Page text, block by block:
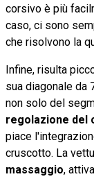
corsivo è più
caso, ci sono
che risolvono la
Infine, risulta
sua diagonale da
non solo del
regolazione del
piace
cruscotto. La
massaggio,